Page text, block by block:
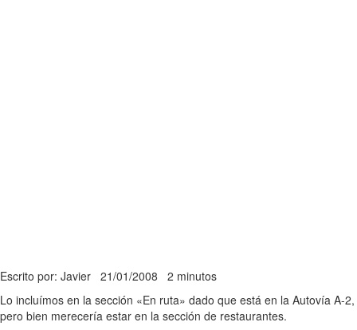
Escrito por: Javier 21/01/2008 2 minutos
Lo incluímos en la sección «En ruta» dado que está en la Autovía A-2,
pero bien merecería estar en la sección de restaurantes.